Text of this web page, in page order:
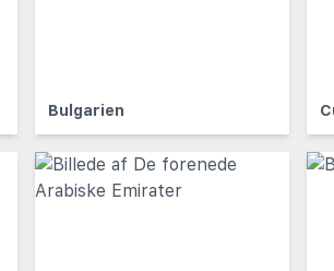
Bulgarien